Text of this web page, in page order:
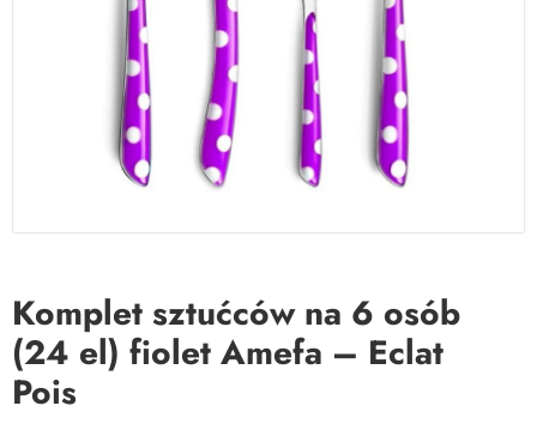
Komplet sztućców na 6 osób
(24 el) fiolet Amefa – Eclat
Pois